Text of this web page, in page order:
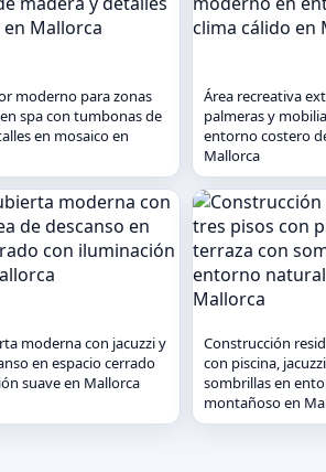
moderno para zonas
spa con tumbonas de
en mosaico en
Área recreativa
palmeras y
entorno costero
Mallorca
moderna con jacuzzi y
en espacio cerrado
suave en Mallorca
Construcción
con piscina,
sombrillas en
montañoso en